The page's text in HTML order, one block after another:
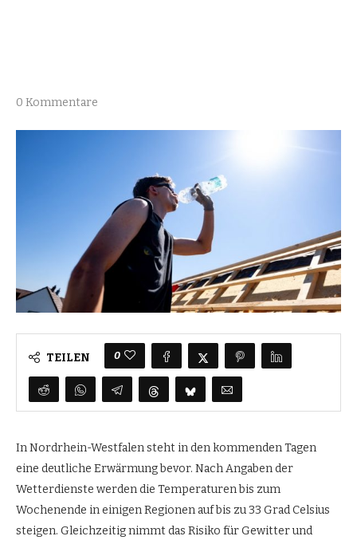
0 Kommentare
TEILEN 0
In Nordrhein-Westfalen steht in den kommenden Tagen
eine deutliche Erwärmung bevor. Nach Angaben der
Wetterdienste werden die Temperaturen bis zum
Wochenende in einigen Regionen auf bis zu 33 Grad Celsius
steigen. Gleichzeitig nimmt das Risiko für Gewitter und